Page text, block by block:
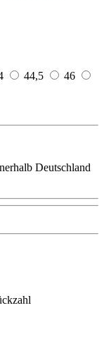
44,5
46
Deutschland